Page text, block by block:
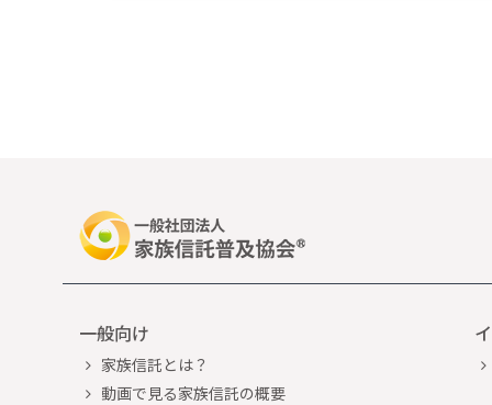
一般向け
家族信託とは？
動画で見る家族信託の概要